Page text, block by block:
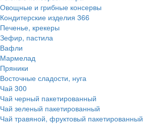
Овощные и грибные консервы
Кондитерские изделия 366
Печенье, крекеры
Зефир, пастила
Вафли
Мармелад
Пряники
Восточные сладости, нуга
Чай 300
Чай черный пакетированный
Чай зеленый пакетированный
Чай травяной, фруктовый пакетированный